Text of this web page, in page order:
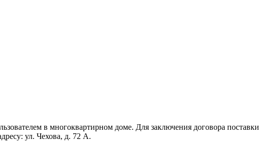
в многоквартирном доме. Для заключения договора поставки
ул. Чехова, д. 72 А.